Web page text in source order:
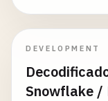
DEVELOPMENT
Snowflake /